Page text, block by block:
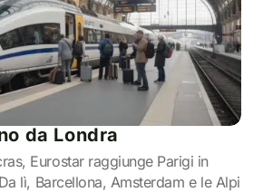
da Londra
Eurostar raggiunge Parigi in
lì, Barcellona, Amsterdam e le Alpi